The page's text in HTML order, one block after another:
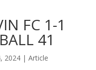
FC 1-1
41
2024 |Article